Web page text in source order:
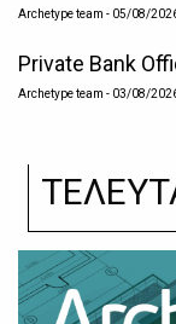
Archetype team - 05/08/
Private Bank
Archetype team - 03/08/